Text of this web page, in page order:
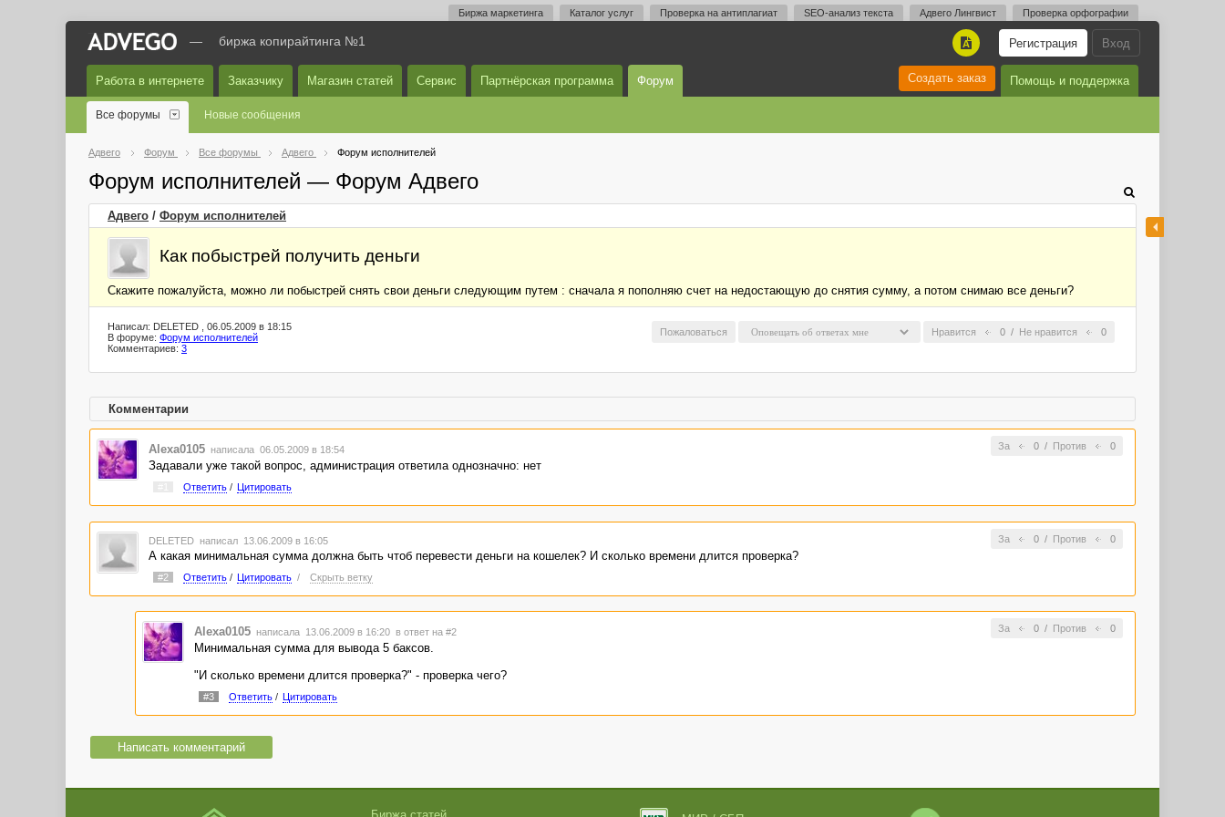
Биржа маркетинга Каталог услуг Проверка на антиплагиат SEO-анализ текста Адвего Лингвист Проверка орфографии
Вход
Регистрация
A
— биржа копирайтинга №1
Работа в интернете Заказчику Магазин статей Сервис Партнёрская программа Форум Помощь и поддержка
Создать заказ
Все форумы Новые сообщения
Адвего Форум Все форумы Адвего Форум исполнителей
Форум исполнителей — Форум Адвего
Адвего / Форум исполнителей
Как побыстрей получить деньги
Скажите пожалуйста, можно ли побыстрей снять свои деньги следующим путем : сначала я пополняю счет на недостающую до снятия сумму, а потом снимаю все деньги?
Нравится 0 / Не нравится 0
Пожаловаться
Написал: DELETED , 06.05.2009 в 18:15
В форуме: Форум исполнителей
Комментариев: 3
Комментарии
За 0/ Против 0
Alexa0105 написала 06.05.2009 в 18:54
Задавали уже такой вопрос, администрация ответила однозначно: нет
Ответить/ Цитировать
За 0/ Против 0
DELETED написал 13.06.2009 в 16:05
А какая минимальная сумма должна быть чтоб перевести деньги на кошелек? И сколько времени длится проверка?
#2 Ответить/ Цитировать / Скрыть ветку
За 0/ Против 0
Alexa0105 написала 13.06.2009 в 16:20 в ответ на #2
Минимальная сумма для вывода 5 баксов.
"И сколько времени длится проверка?" - проверка чего?
#3 Ответить/ Цитировать
Написать комментарий